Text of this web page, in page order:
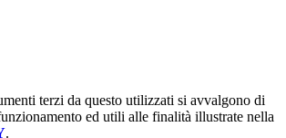
terzi da questo utilizzati si avvalgono di
ed utili alle finalità illustrate nella
.